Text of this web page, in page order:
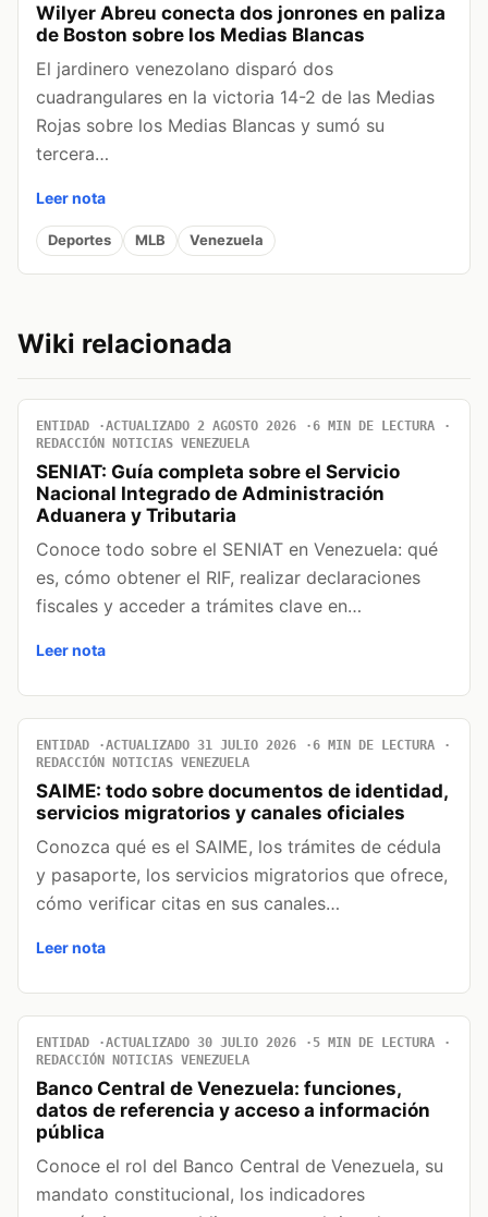
Wilyer Abreu conecta dos jonrones en paliza
de Boston sobre los Medias Blancas
El jardinero venezolano disparó dos
cuadrangulares en la victoria 14-2 de las Medias
Rojas sobre los Medias Blancas y sumó su
tercera…
Leer nota
Deportes MLB Venezuela
Wiki relacionada
ENTIDAD ACTUALIZADO 2 AGOSTO 2026
6 MIN DE LECTURA
REDACCIÓN NOTICIAS VENEZUELA
SENIAT: Guía completa sobre el Servicio
Nacional Integrado de Administración
Aduanera y Tributaria
Conoce todo sobre el SENIAT en Venezuela: qué
es, cómo obtener el RIF, realizar declaraciones
fiscales y acceder a trámites clave en…
Leer nota
ENTIDAD ACTUALIZADO 31 JULIO 2026
6 MIN DE LECTURA
REDACCIÓN NOTICIAS VENEZUELA
SAIME: todo sobre documentos de identidad,
servicios migratorios y canales oficiales
Conozca qué es el SAIME, los trámites de cédula
y pasaporte, los servicios migratorios que ofrece,
cómo verificar citas en sus canales…
Leer nota
ENTIDAD ACTUALIZADO 30 JULIO 2026
5 MIN DE LECTURA
REDACCIÓN NOTICIAS VENEZUELA
Banco Central de Venezuela: funciones,
datos de referencia y acceso a información
pública
Conoce el rol del Banco Central de Venezuela, su
mandato constitucional, los indicadores